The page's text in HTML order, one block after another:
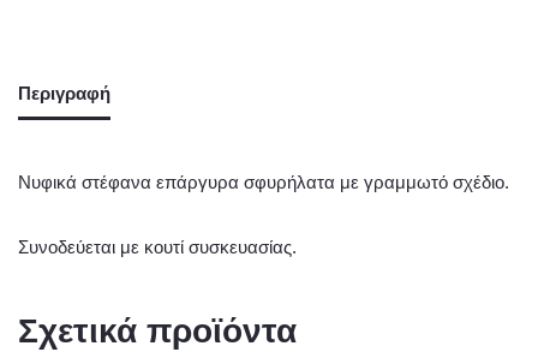
Περιγραφή
Νυφικά στέφανα επάργυρα σφυρήλατα με γραμμωτό σχέδιο.
Συνοδεύεται με κουτί συσκευασίας.
Σχετικά προϊόντα